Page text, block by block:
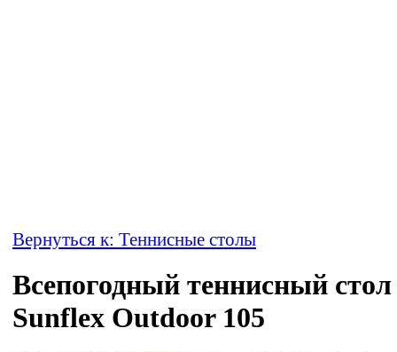
Вернуться к: Теннисные столы
Всепогодный теннисный стол
Sunflex Outdoor 105